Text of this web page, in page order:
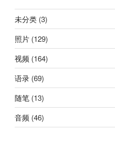
未分类 (3)
照片 (129)
视频 (164)
语录 (69)
随笔 (13)
音频 (46)